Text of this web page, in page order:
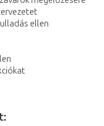
ellen